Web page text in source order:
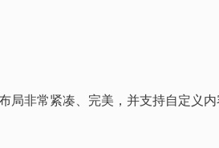
局非常紧凑、完美，并支持自定义